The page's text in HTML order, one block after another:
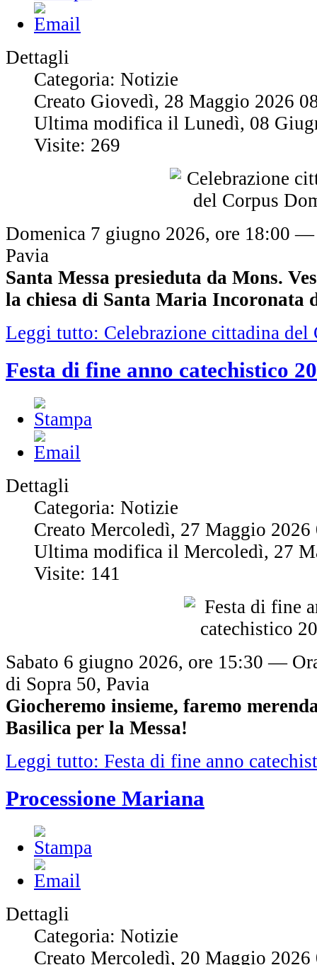
Dettagli
Categoria: Notizie
Creato Giovedì, 28 Maggio 2026
Ultima modifica il Lunedì, 08
Visite: 269
Domenica 7 giugno 2026, ore 18:00 —
Pavia
Santa Messa presieduta da Mons.
la chiesa di Santa Maria Incoronata
Leggi tutto: Celebrazione cittadina del
Festa di fine anno catechistico
Dettagli
Categoria: Notizie
Creato Mercoledì, 27 Maggio 2026
Ultima modifica il Mercoledì, 27
Visite: 141
Sabato 6 giugno 2026, ore 15:30 —
di Sopra 50, Pavia
Giocheremo insieme, faremo
Basilica per la Messa!
Leggi tutto: Festa di fine anno
Processione Mariana
Dettagli
Categoria: Notizie
Creato Mercoledì, 20 Maggio 2026